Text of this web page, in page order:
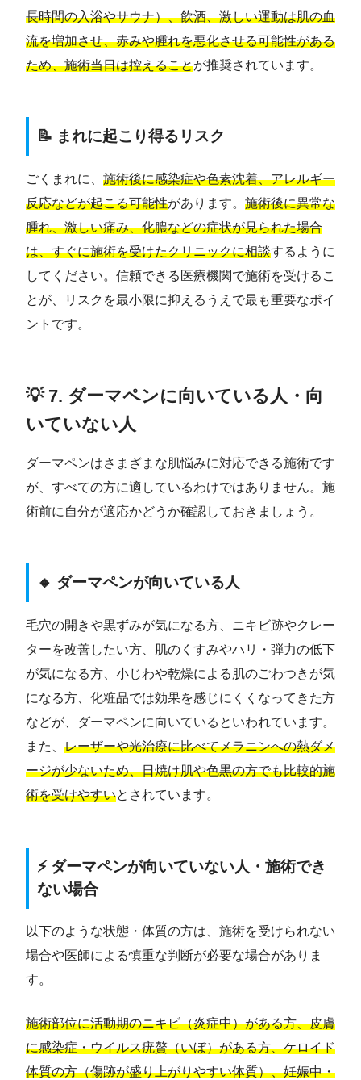
長時間の入浴やサウナ）、飲酒、激しい運動は肌の血
流を増加させ、赤みや腫れを悪化させる可能性がある
ため、施術当日は控えることが推奨されています。
📝 まれに起こり得るリスク
ごくまれに、 施術後に感染症や色素沈着、アレルギー
反応などが起こる可能性があります。 施術後に異常な
腫れ、激しい痛み、化膿などの症状が見られた場合
は、すぐに施術を受けたクリニックに相談するように
してください。信頼できる医療機関で施術を受けるこ
とが、リスクを最小限に抑えるうえで最も重要なポイ
ントです。
💡 7. ダーマペンに向いている人・向
いていない人
ダーマペンはさまざまな肌悩みに対応できる施術です
が、すべての方に適しているわけではありません。施
術前に自分が適応かどうか確認しておきましょう。
🔸 ダーマペンが向いている人
毛穴の開きや黒ずみが気になる方、ニキビ跡やクレー
ターを改善したい方、肌のくすみやハリ・弾力の低下
が気になる方、小じわや乾燥による肌のごわつきが気
になる方、化粧品では効果を感じにくくなってきた方
などが、ダーマペンに向いているといわれています。
また、 レーザーや光治療に比べてメラニンへの熱ダメ
ージが少ないため、日焼け肌や色黒の方でも比較的施
術を受けやすいとされています。
⚡ ダーマペンが向いていない人・施術でき
ない場合
以下のような状態・体質の方は、施術を受けられない
場合や医師による慎重な判断が必要な場合がありま
す。
施術部位に活動期のニキビ（炎症中）がある方、皮膚
に感染症・ウイルス疣贅（いぼ）がある方、ケロイド
体質の方（傷跡が盛り上がりやすい体質）、妊娠中・